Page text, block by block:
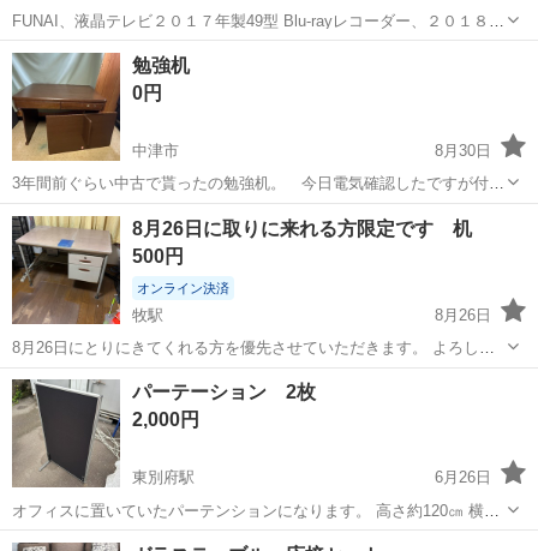
FUNAI、液晶テレビ２０１７年製49型 Blu-rayレコーダー、２０１８年
製 両方動作問題ありません。 引っ越しの為出品します。
大分 宇佐市 豊前長洲駅
勉強机
0円
中津市
8月30日
3年間前ぐらい中古で貰ったの勉強机。 今日電気確認したですが付け
ないみたいです。テーブルの部分の脚は外しているので車に入れる可
能性があります。取りにくれる方。よろしくお願いします。
大分 中津市 オフィス用家具 軽トラ
8月26日に取りに来れる方限定です 机
500円
オンライン決済
牧駅
8月26日
8月26日にとりにきてくれる方を優先させていただきます。 よろしく
おねがいします。
大分 大分市 オフィス用家具
パーテーション 2枚
2,000円
東別府駅
6月26日
オフィスに置いていたパーテンションになります。 高さ約120㎝ 横約
70㎝ 2枚セット
大分 別府市 オフィス用家具